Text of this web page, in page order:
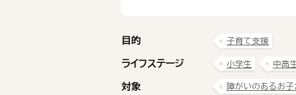
目的 子育て支援
ライフステージ 小学生 中高
対象 障がいのあるお子